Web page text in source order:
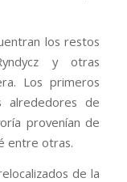
los restos
y otras
Los primeros
alrededores de
provenían de
entre otras.
de la